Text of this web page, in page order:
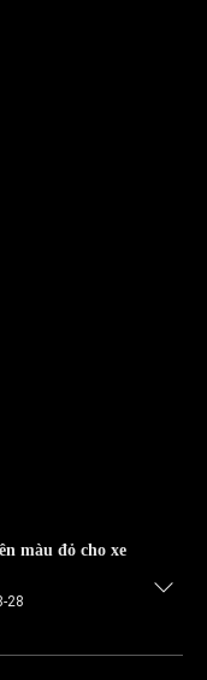
màu đỏ cho xe
28